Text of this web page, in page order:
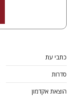
כתבי עת
סדרות
הוצאת אקדמון